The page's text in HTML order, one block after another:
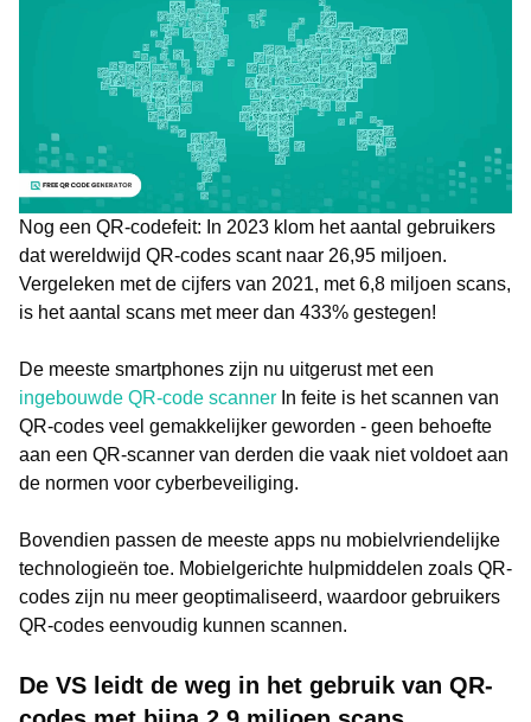
Nog een QR-codefeit: In 2023 klom het aantal gebruikers
dat wereldwijd QR-codes scant naar 26,95 miljoen.
Vergeleken met de cijfers van 2021, met 6,8 miljoen scans,
is het aantal scans met meer dan 433% gestegen!
De meeste smartphones zijn nu uitgerust met een
ingebouwde QR-code scanner In feite is het scannen van
QR-codes veel gemakkelijker geworden - geen behoefte
aan een QR-scanner van derden die vaak niet voldoet aan
de normen voor cyberbeveiliging.
Bovendien passen de meeste apps nu mobielvriendelijke
technologieën toe. Mobielgerichte hulpmiddelen zoals QR-
codes zijn nu meer geoptimaliseerd, waardoor gebruikers
QR-codes eenvoudig kunnen scannen.
De VS leidt de weg in het gebruik van QR-